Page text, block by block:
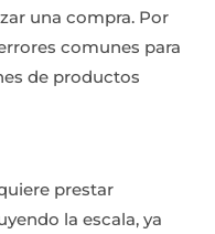
una compra. Por
comunes para
de productos
prestar
la escala, ya